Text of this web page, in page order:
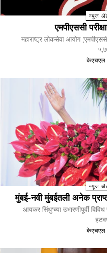
न्यूज
एमपीएससी
महाराष्ट्र लोकसेवा आयोग
केएचएल
न्यूज
मुंबई-नवी मुंबईतली अनेक
'आयकर सिंधु'च्या उभारणीपूर्वी
केएचएल